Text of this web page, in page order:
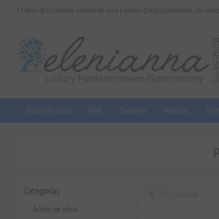
13 años de Elenianna: Aceites de oliva y mieles griegos premiados, con
Aceite de oliva Miel fiambres Bebidas
Categorías
Aceite de oliva